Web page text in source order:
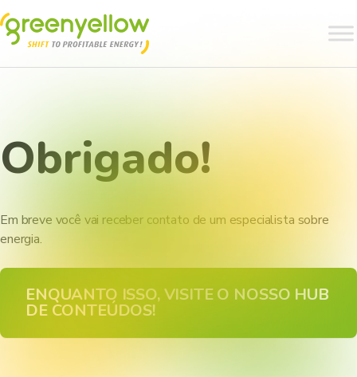
Obrigado!
Em breve você vai receber contato de um especialista sobre
energia.
ENQUANTO ISSO, VISITE O NOSSO HUB
DE CONTEÚDOS!